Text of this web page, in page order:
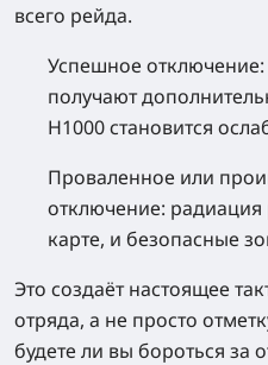
всего рейда.
Успешное отключение:
получают
H1000 становится
Проваленное или
отключение: радиация
карте, и безопасные
Это создаёт настоящее
отряда, а не просто
будете ли вы бороться за